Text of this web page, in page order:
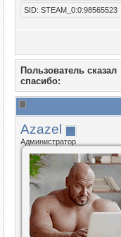
SID: STEAM_0:0:98565523
Пользователь сказал
cпасибо:
Azazel
Администратор